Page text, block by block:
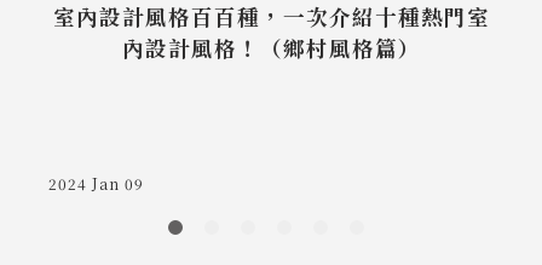
室內設計風格百百種，一次介紹十種熱門室
內設計風格！（鄉村風格篇）
2024 Jan 09